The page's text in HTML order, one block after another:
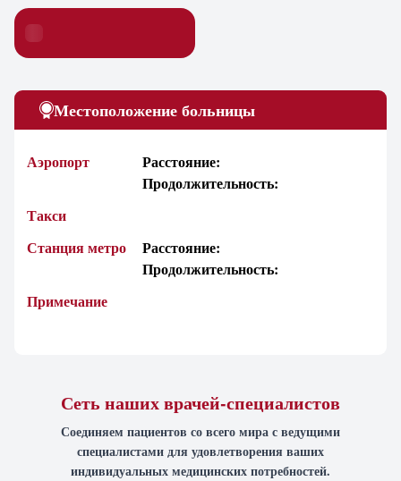
Местоположение больницы
Аэропорт
Расстояние:
Продолжительность:
Такси
Станция метро
Расстояние:
Продолжительность:
Примечание
Сеть наших врачей-специалистов
Соединяем пациентов со всего мира с ведущими
специалистами для удовлетворения ваших
индивидуальных медицинских потребностей.